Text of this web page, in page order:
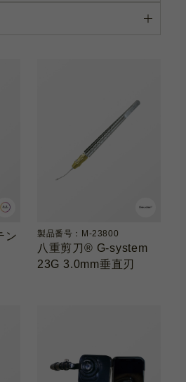
ン
製品番号：M-23800
八重剪刀® G-system
23G 3.0mm垂直刃